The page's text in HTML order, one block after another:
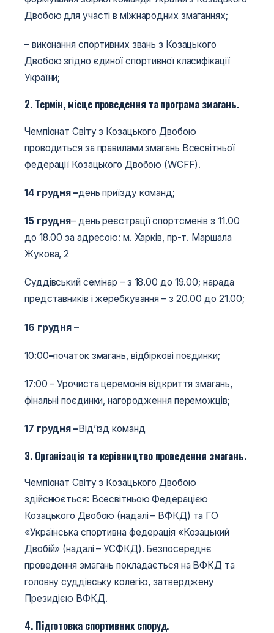
Двобою для участі в міжнародних змаганнях;
– виконання спортивних звань з Козацького
Двобою згідно єдиної спортивної класифікації
України;
2. Термін, місце проведення та програма змагань.
Чемпіонат Світу з Козацького Двобою
проводиться за правилами змагань Всесвітньої
федерації Козацького Двобою (WCFF).
14 грудня –день приїзду команд;
15 грудня– день реєстрації спортсменів з 11.00
до 18.00 за адресою: м. Харків, пр-т. Маршала
Жукова, 2
Суддівський семінар – з 18.00 до 19.00; нарада
представників і жеребкування – з 20.00 до 21.00;
16 грудня –
10:00–початок змагань, відбіркові поєдинки;
17:00 – Урочиста церемонія відкриття змагань,
фінальні поєдинки, нагородження переможців;
17 грудня –Від’їзд команд
3. Організація та керівництво проведення змагань.
Чемпіонат Світу з Козацького Двобою
здійснюється: Всесвітньою Федерацією
Козацького Двобою (надалі – ВФКД) та ГО
«Українська спортивна федерація «Козацький
Двобій» (надалі – УСФКД). Безпосереднє
проведення змагань покладається на ВФКД та
головну суддівську колегію, затверджену
Президією ВФКД.
4. Підготовка спортивних споруд.